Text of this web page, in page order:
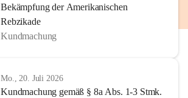
Bekämpfung der Amerikanischen
Rebzikade
Kundmachung
Mo., 20. Juli 2026
Kundmachung gemäß § 8a Abs. 1-3 Stmk.